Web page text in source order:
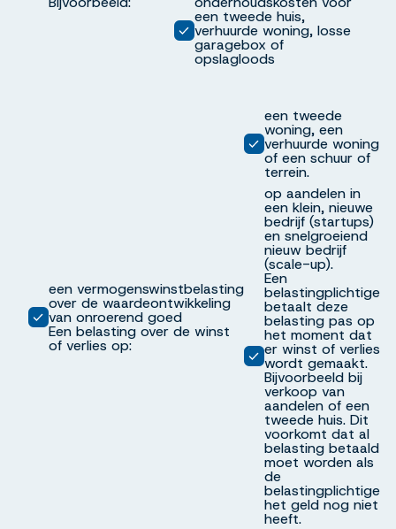
een tweede huis,
verhuurde woning, losse
garagebox of
opslagloods
een vermogenswinstbelasting
over de waardeontwikkeling
van onroerend goed
Een belasting over de winst
of verlies op:
een tweede
woning, een
verhuurde woning
of een schuur of
terrein.
op aandelen in
een klein, nieuwe
bedrijf (startups)
en snelgroeiend
nieuw bedrijf
(scale-up).
Een
belastingplichtige
betaalt deze
belasting pas op
het moment dat
er winst of verlies
wordt gemaakt.
Bijvoorbeeld bij
verkoop van
aandelen of een
tweede huis. Dit
voorkomt dat al
belasting betaald
moet worden als
de
belastingplichtige
het geld nog niet
heeft.